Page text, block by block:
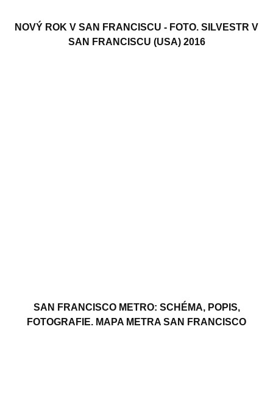
NOVÝ ROK V SAN FRANCISCU - FOTO. SILVESTR V
SAN FRANCISCU (USA) 2016
SAN FRANCISCO METRO: SCHÉMA, POPIS,
FOTOGRAFIE. MAPA METRA SAN FRANCISCO